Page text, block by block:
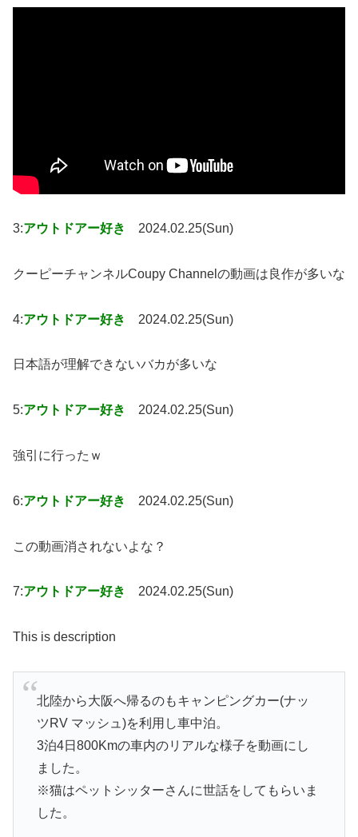
3:アウトドアー好き 2024.02.25(Sun)
クーピーチャンネルCoupy Channelの動画は良作が多いな
4:アウトドアー好き 2024.02.25(Sun)
日本語が理解できないバカが多いな
5:アウトドアー好き 2024.02.25(Sun)
強引に行ったｗ
6:アウトドアー好き 2024.02.25(Sun)
この動画消されないよな？
7:アウトドアー好き 2024.02.25(Sun)
This is description
北陸から大阪へ帰るのもキャンピングカー(ナッ
ツRV マッシュ)を利用し車中泊。
3泊4日800Kmの車内のリアルな様子を動画にし
ました。
※猫はペットシッターさんに世話をしてもらいま
した。